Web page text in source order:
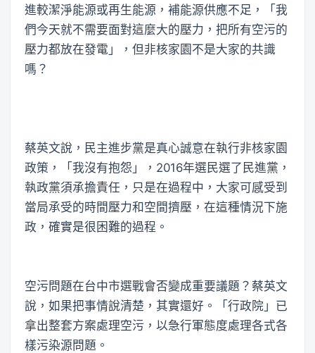
進較潔淨能源或再生能源，補能源供應不足，「我
們今天就不需要面對這麼大的壓力，把所有空污的
壓力都放在發電」，但非核家園不是大家的共識
嗎？
蔡英文說，民主進步黨是真心誠意在執行非核家園
政策，「我沒有抱怨」，2016年選民選了民進黨，
執政黨須承擔責任，只是在過程中，大家可感受到
當局承受的時間壓力和空間擠壓，在這種情況下施
政，確實是很困難的過程。
空污問題在台中市選戰會否變成重要議題？蔡英文
說，如果把事情說清楚，其實還好。「行政院」已
拿出整套方案處理空污，以急行軍態度處理各式各
樣污染源問題。